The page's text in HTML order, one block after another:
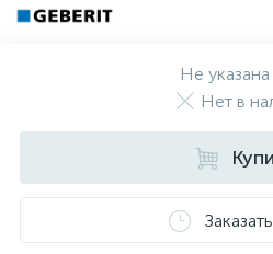
Не
Нет в